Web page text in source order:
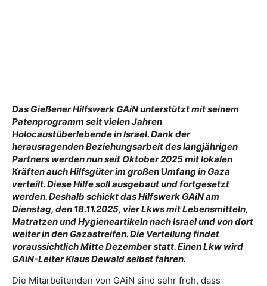
Das Gießener Hilfswerk GAiN unterstützt mit seinem
Patenprogramm seit vielen Jahren
Holocaustüberlebende in Israel. Dank der
herausragenden Beziehungsarbeit des langjährigen
Partners werden nun seit Oktober 2025 mit lokalen
Kräften auch Hilfsgüter im großen Umfang in Gaza
verteilt. Diese Hilfe soll ausgebaut und fortgesetzt
werden. Deshalb schickt das Hilfswerk GAiN am
Dienstag, den 18.11.2025, vier Lkws mit Lebensmitteln,
Matratzen und Hygieneartikeln nach Israel und von dort
weiter in den Gazastreifen. Die Verteilung findet
voraussichtlich Mitte Dezember statt. Einen Lkw wird
GAiN-Leiter Klaus Dewald selbst fahren.
Die Mitarbeitenden von GAiN sind sehr froh, dass